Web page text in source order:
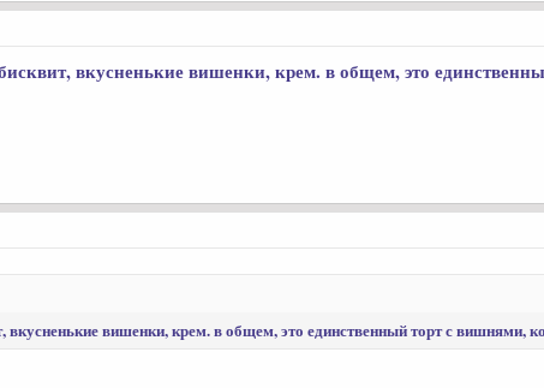
вкусненькие вишенки, крем. в общем, это
вкусненькие вишенки, крем. в общем, это единственный торт с вишнями,